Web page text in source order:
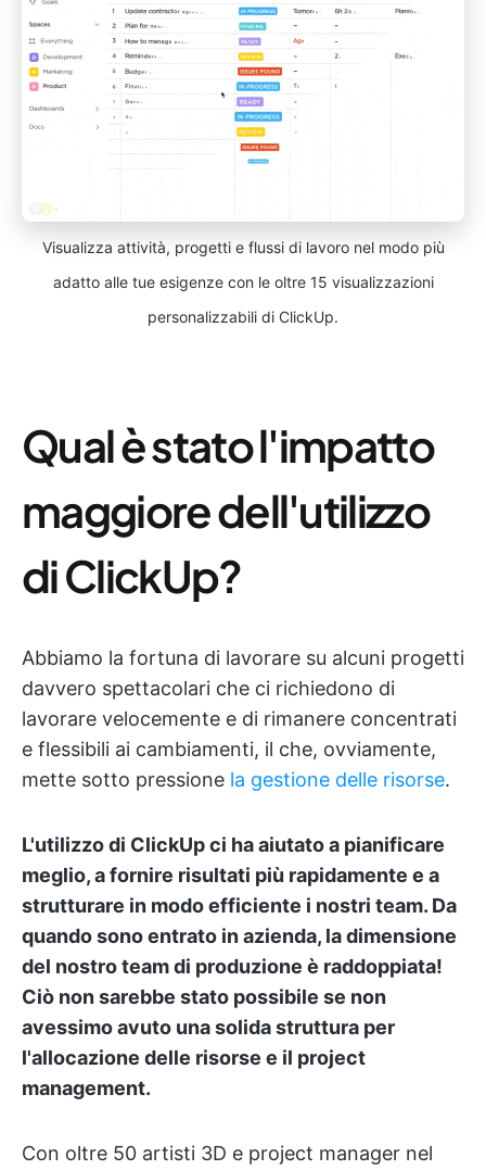
Visualizza attività, progetti e flussi di lavoro nel modo più
adatto alle tue esigenze con le oltre 15 visualizzazioni
personalizzabili di ClickUp.
Qual è stato l'impatto
maggiore dell'utilizzo
di ClickUp?
Abbiamo la fortuna di lavorare su alcuni progetti
davvero spettacolari che ci richiedono di
lavorare velocemente e di rimanere concentrati
e flessibili ai cambiamenti, il che, ovviamente,
mette sotto pressione la gestione delle risorse.
L'utilizzo di ClickUp ci ha aiutato a pianificare
meglio, a fornire risultati più rapidamente e a
strutturare in modo efficiente i nostri team. Da
quando sono entrato in azienda, la dimensione
del nostro team di produzione è raddoppiata!
Ciò non sarebbe stato possibile se non
avessimo avuto una solida struttura per
l'allocazione delle risorse e il project
management.
Con oltre 50 artisti 3D e project manager nel